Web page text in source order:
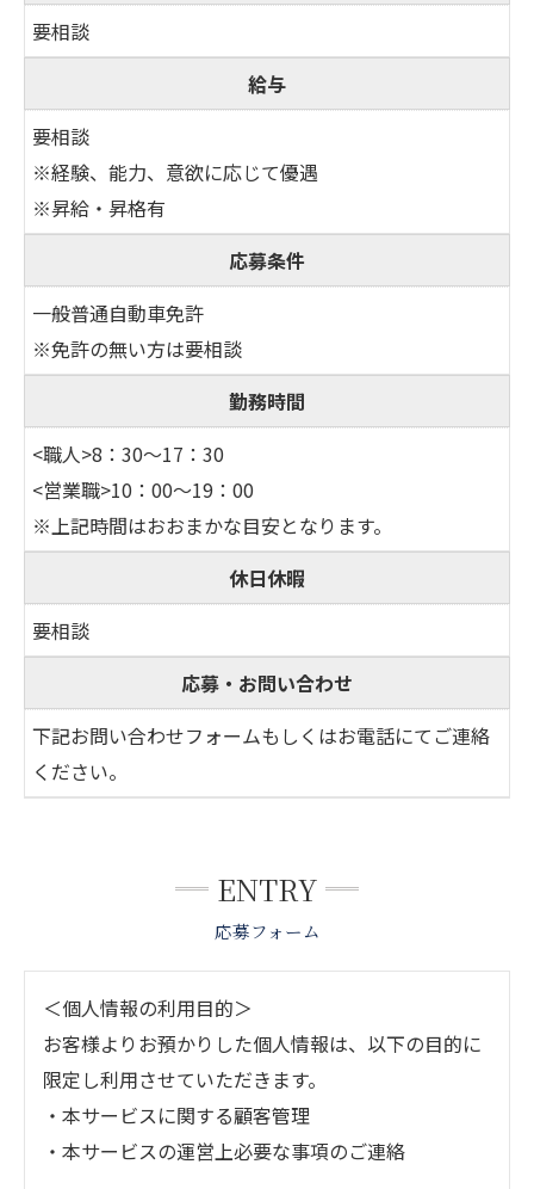
要相談
給与
要相談
※経験、能力、意欲に応じて優遇
※昇給・昇格有
応募条件
一般普通自動車免許
※免許の無い方は要相談
勤務時間
<職人>8：30～17：30
<営業職>10：00～19：00
※上記時間はおおまかな目安となります。
休日休暇
要相談
応募・お問い合わせ
下記お問い合わせフォームもしくはお電話にてご連絡
ください。
応募フォーム
ENTRY
＜個人情報の利用目的＞
お客様よりお預かりした個人情報は、以下の目的に
限定し利用させていただきます。
・本サービスに関する顧客管理
・本サービスの運営上必要な事項のご連絡